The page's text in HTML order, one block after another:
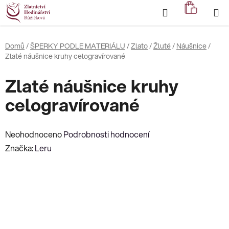
Přejít
na
obsah
Hledat
KOŠÍK
Domů /ŠPERKY PODLE MATERIÁLU /Zlato/Žluté/ Náušnice/
Zlaté náušnice kruhy celogravírované
Zlaté náušnice kruhy
celogravírované
Průměrné
hodnocení
NeohodnocenoPodrobnosti hodnocení
Značka:Leru